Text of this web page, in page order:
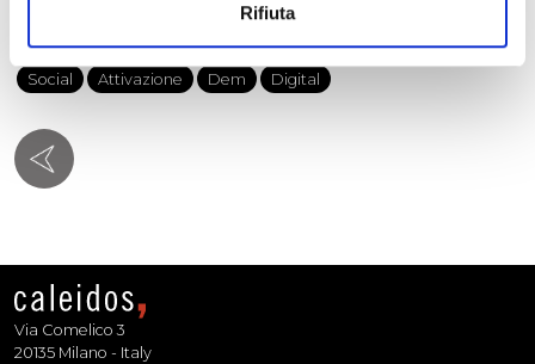
Rifiuta
Campagna di Comunicazione
Comunicazione Integrata
Social
Attivazione Dem Digital
Via Comelico 3
20135 Milano - Italy